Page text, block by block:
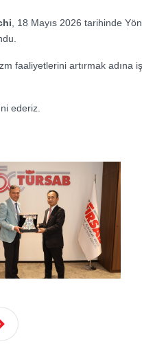
, 18 Mayıs 2026 tarihinde
faaliyetlerini artırmak adına
ederiz.